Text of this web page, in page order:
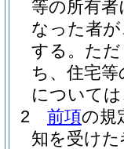
等の所有
なった者
する。 た
ち、住宅
について
2
前項の規
知を受け